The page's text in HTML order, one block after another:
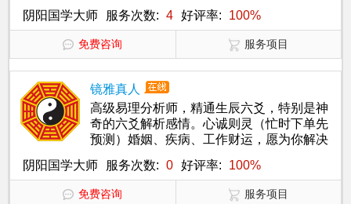
阴阳国学大师 服务次数: 4 好评率: 100%
免费咨询 服务项目
镜雅真人
高级易理分析师，精通生辰六爻，特别是神
奇的六爻解析感情。心诚则灵（忙时下单先
预测）婚姻、疾病、工作财运，愿为你解决
阴阳国学大师 服务次数: 0 好评率: 100%
免费咨询 服务项目